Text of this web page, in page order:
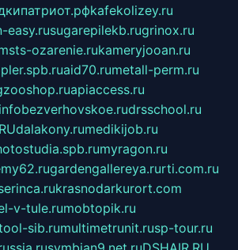
kafekolizey.ru
easy.rusugarepilekb.rugrinox.ru
ozarenie.rukameryjooan.ru
aid70.rumetall-perm.ru
apiaccess.ru
bezverhovskoe.rudrsschool.ru
dalakony.rumedikijob.ru
myragon.ru
gardengallereya.rurti.com.ru
krasnodarkurort.com
v-tule.rumobtopik.ru
sib.rumultimetrunit.rusp-tour.ru